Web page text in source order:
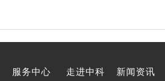
服务中心 走进中科 新闻资讯